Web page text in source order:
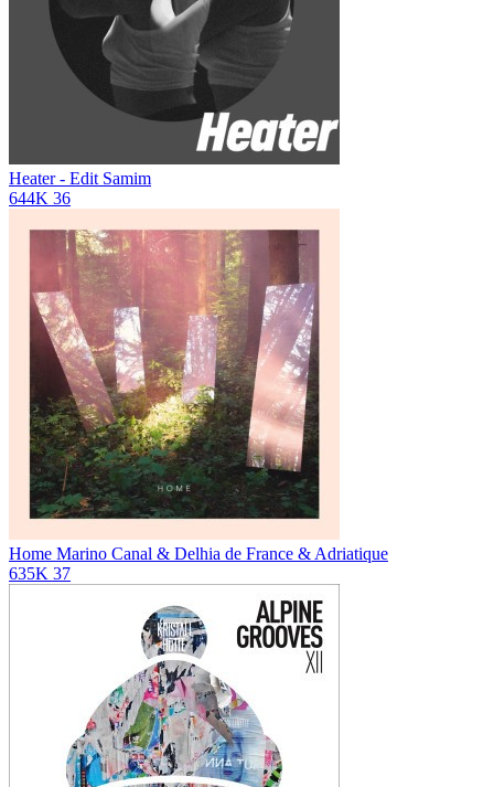
Heater - Edit Samim
644K 36
Home Marino Canal & Delhia de France & Adriatique
635K 37